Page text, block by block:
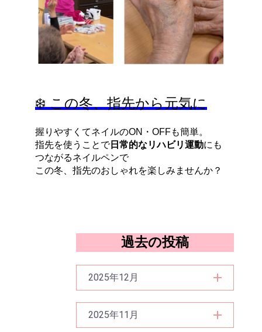
❄️ この冬、指先から元気に
握りやすくてネイルのON・OFFも簡単。
指先を使うことで日常的なリハビリ運動にも
つながるネイルペンで
この冬、指先のおしゃれを楽しみませんか？
過去の投稿
2025年12月
2025年11月